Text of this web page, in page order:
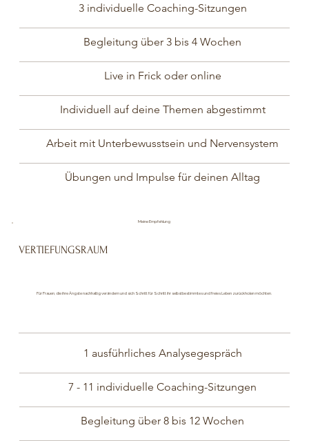
3 individuelle Coaching-Sitzungen
Begleitung über 3 bis 4 Wochen
Live in Frick oder online
Individuell auf deine Themen abgestimmt
Arbeit mit Unterbewusstsein und Nervensystem
Übungen und Impulse für deinen Alltag
Meine Empfehlung
VERTIEFUNGSRAUM
Für Frauen, die ihre Ängste nachhaltig verändern und sich Schritt für Schritt ihr selbstbestimmtes und freies Leben zurückholen möchten.
1 ausführliches Analysegespräch
7 - 11 individuelle Coaching-Sitzungen
Begleitung über 8 bis 12 Wochen